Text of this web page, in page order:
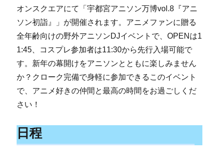
オンスクエアにて「宇都宮アニソン万博vol.8『アニ
ソン初詣』」が開催されます。アニメファンに贈る
全年齢向けの野外アニソンDJイベントで、OPENは1
1:45、コスプレ参加者は11:30から先行入場可能で
す。新年の幕開けをアニソンとともに楽しみません
か？クローク完備で身軽に参加できるこのイベント
で、アニメ好きの仲間と最高の時間をお過ごしくだ
さい！
日程